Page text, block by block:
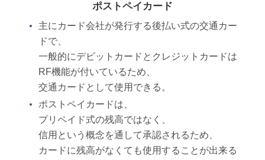
ポストペイカード
主にカード会社が発行する後払い式の交通カー
ドで、
一般的にデビットカードとクレジットカードは
RF機能が付いているため、
交通カードとして使用できる。
ポストペイカードは、
プリペイド式の残高ではなく、
信用という概念を通して承認されるため、
カードに残高がなくても使用することが出来る